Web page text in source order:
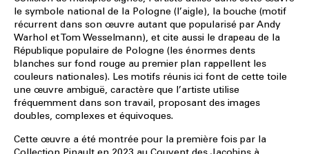
le symbole national de la Pologne (l’aigle), la bouche (motif
récurrent dans son œuvre autant que popularisé par Andy
Warhol et Tom Wesselmann), et cite aussi le drapeau de la
République populaire de Pologne (les énormes dents
blanches sur fond rouge au premier plan rappellent les
couleurs nationales). Les motifs réunis ici font de cette toile
une œuvre ambiguë, caractère que l’artiste utilise
fréquemment dans son travail, proposant des images
doubles, complexes et équivoques.
Cette œuvre a été montrée pour la première fois par la